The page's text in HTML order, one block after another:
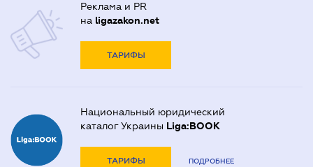
Реклама и PR
на ligazakon.net
ТАРИФЫ
Национальный юридический
каталог Украины Liga:BOOK
ТАРИФЫ ПОДРОБНЕЕ